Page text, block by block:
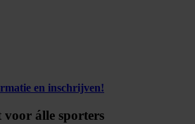
en inschrijven!
voor álle sporters